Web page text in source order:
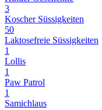
3
Koscher Süssigkeiten
50
Laktosefreie Süssigkeiten
1
Lollis
1
Paw Patrol
1
Samichlaus